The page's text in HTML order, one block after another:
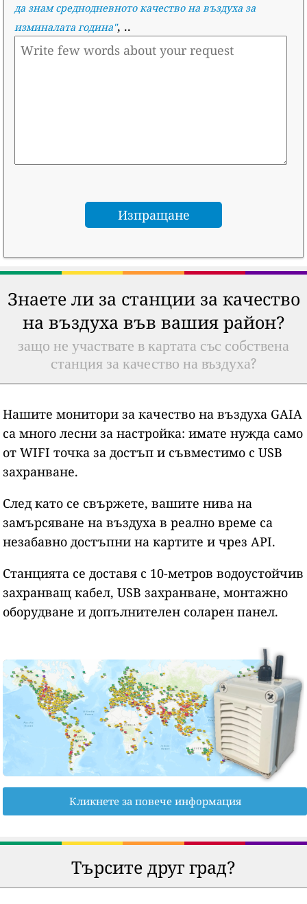
да знам среднодневното качество на въздуха за
изминалата година", ..
Знаете ли за станции за качество
на въздуха във вашия район?
защо не участвате в картата със собствена
станция за качество на въздуха?
Нашите монитори за качество на въздуха GAIA
са много лесни за настройка: имате нужда само
от WIFI точка за достъп и съвместимо с USB
захранване.
След като се свържете, вашите нива на
замърсяване на въздуха в реално време са
незабавно достъпни на картите и чрез API.
Станцията се доставя с 10-метров водоустойчив
захранващ кабел, USB захранване, монтажно
оборудване и допълнителен соларен панел.
Кликнете за повече информация
Търсите друг град?